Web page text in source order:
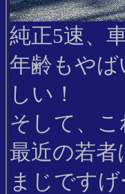
純正5速、
年齢もやば
しい！
そして、
最近の若
まじですげ